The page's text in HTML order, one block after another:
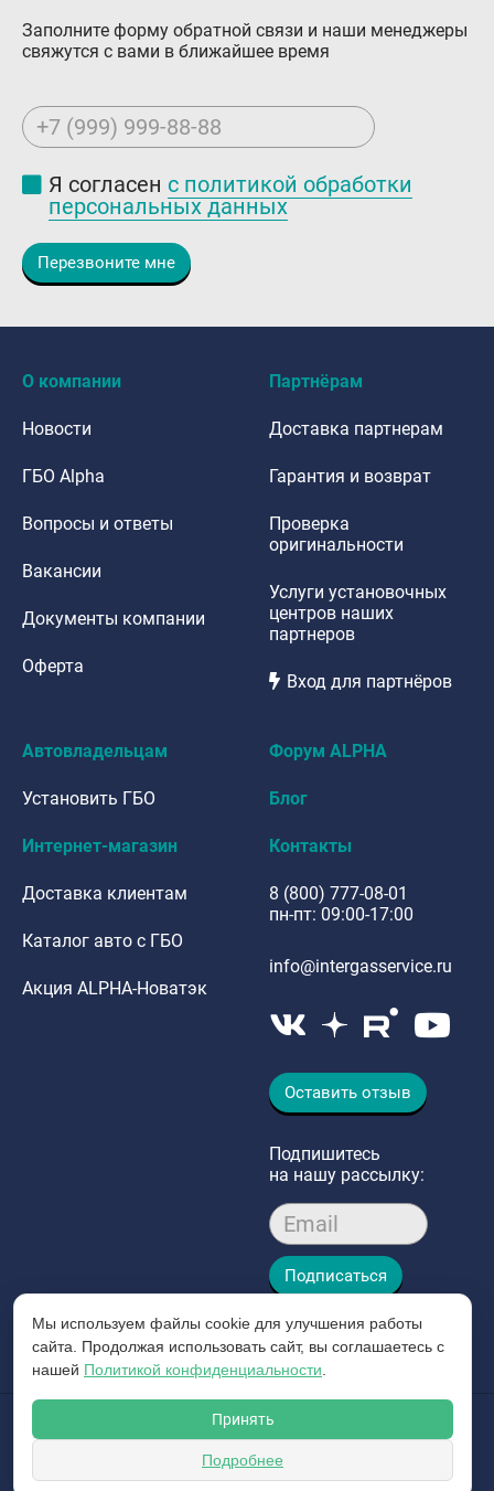
ЗАКАЗАТЬ ЗВОНОК
Заполните форму обратной связи и наши менеджеры
свяжутся с вами в ближайшее время
+7 (999) 999-88-88
Я согласен с политикой обработки
персональных данных
Перезвоните мне
О компании
Новости
ГБО Alpha
Вопросы и ответы
Вакансии
Документы компании
Оферта
Партнёрам
Доставка партнерам
Гарантия и возврат
Проверка
оригинальности
Услуги установочных
центров наших
партнеров
Вход для партнёров
Автовладельцам
Установить ГБО
Интернет-магазин
Доставка клиентам
Каталог авто с ГБО
Акция ALPHA-Новатэк
Форум ALPHA
Блог
Контакты
8 (800) 777-08-01
пн-пт: 09:00-17:00
info@intergasservice.ru
Оставить отзыв
Подпишитесь
на нашу рассылку:
Email
Подписаться
© 2026 Интергазсервис
Пользовательское соглашение
Мы используем файлы cookie для улучшения работы
сайта. Продолжая использовать сайт, вы соглашаетесь с
нашей Политикой конфиденциальности
Принять
Подробнее